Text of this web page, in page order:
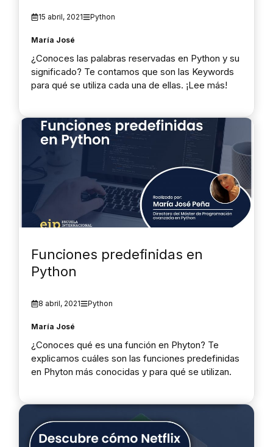
15 abril, 2021 Python
María José
¿Conoces las palabras reservadas en Python y su
significado? Te contamos que son las Keywords
para qué se utiliza cada una de ellas. ¡Lee más!
Funciones predefinidas en
Python
8 abril, 2021 Python
María José
¿Conoces qué es una función en Phyton? Te
explicamos cuáles son las funciones predefinidas
en Phyton más conocidas y para qué se utilizan.